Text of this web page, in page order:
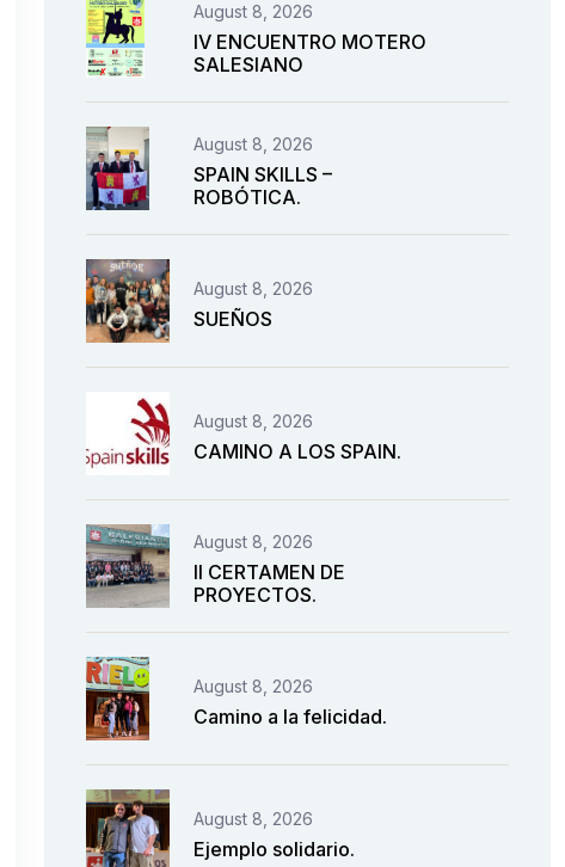
August 8, 2026
IV ENCUENTRO MOTERO
SALESIANO
August 8, 2026
SPAIN SKILLS –
ROBÓTICA.
August 8, 2026
SUEÑOS
August 8, 2026
CAMINO A LOS SPAIN.
August 8, 2026
II CERTAMEN DE
PROYECTOS.
August 8, 2026
Camino a la felicidad.
August 8, 2026
Ejemplo solidario.